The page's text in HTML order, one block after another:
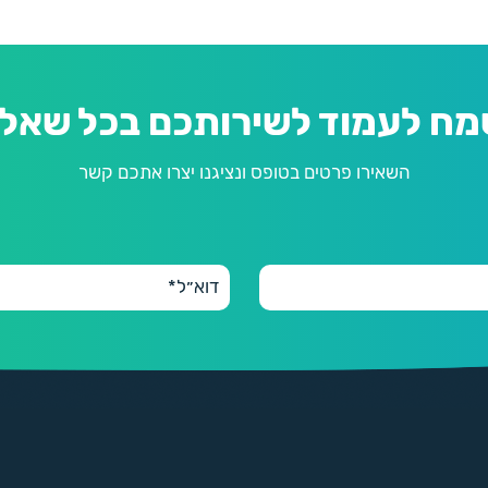
לעמוד לשירותכם בכל
השאירו פרטים בטופס ונציגנו יצרו אתכם קשר